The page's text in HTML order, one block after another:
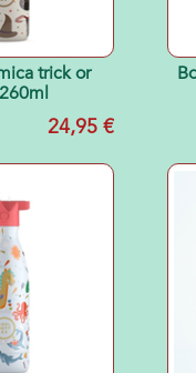
trick or
24,95 €